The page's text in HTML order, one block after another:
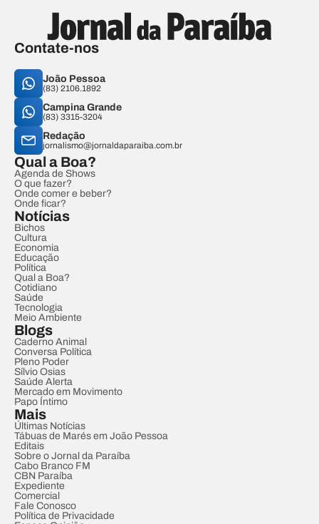
Contate-nos
João Pessoa
(83) 2106.1892
Campina Grande
(83) 3315-3204
Redação
jornalismo@jornaldaparaiba.com.br
Qual a Boa?
Agenda de Shows
O que fazer?
Onde comer e beber?
Onde ficar?
Notícias
Bichos
Cultura
Economia
Educação
Política
Qual a Boa?
Cotidiano
Saúde
Tecnologia
Meio Ambiente
Blogs
Caderno Animal
Conversa Política
Pleno Poder
Sílvio Osias
Saúde Alerta
Mercado em Movimento
Papo Íntimo
Mais
Últimas Notícias
Tábuas de Marés em João Pessoa
Editais
Sobre o Jornal da Paraíba
Cabo Branco FM
CBN Paraíba
Expediente
Comercial
Fale Conosco
Política de Privacidade